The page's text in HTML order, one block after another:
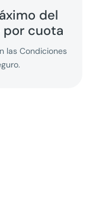
del
por cuota
las Condiciones